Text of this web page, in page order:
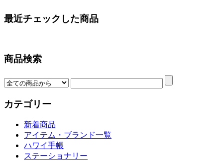
最近チェックした商品
商品検索
カテゴリー
新着商品
アイテム・ブランド一覧
ハワイ手帳
ステーショナリー